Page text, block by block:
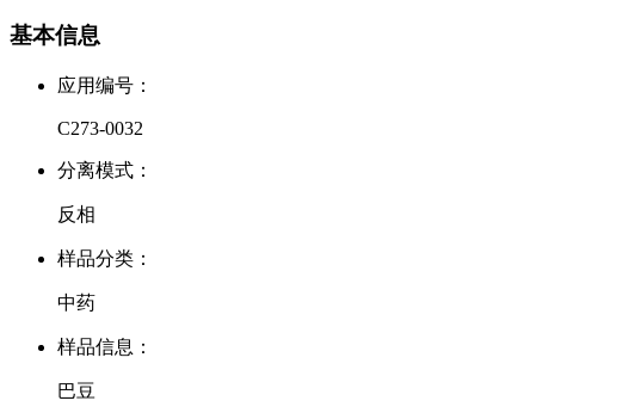
基本信息
应用编号：
C273-0032
分离模式：
反相
样品分类：
中药
样品信息：
巴豆